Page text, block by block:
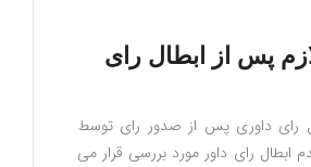
پس از ابطال رای
رای داوری پس از صدور رای توسط
ابطال رای داور مورد بررسی قرار می